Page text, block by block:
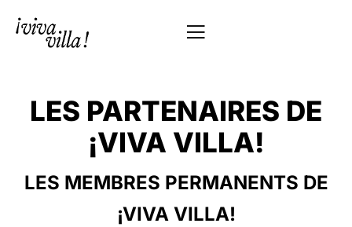
LES PARTENAIRES DE
¡VIVA VILLA!
LES MEMBRES PERMANENTS DE
¡VIVA VILLA!